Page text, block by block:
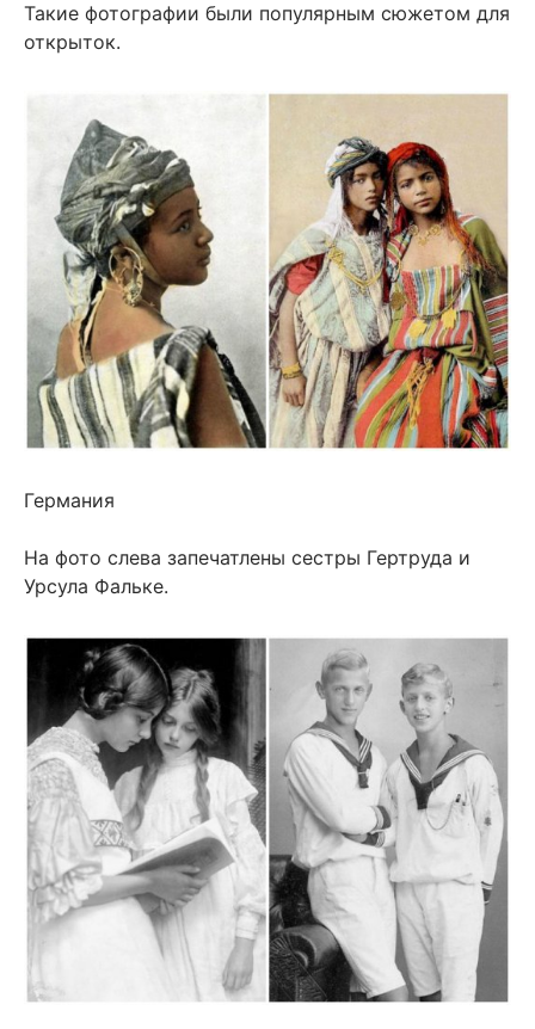
Такие фотографии были популярным сюжетом для
открыток.
Германия
На фото слева запечатлены сестры Гертруда и
Урсула Фальке.